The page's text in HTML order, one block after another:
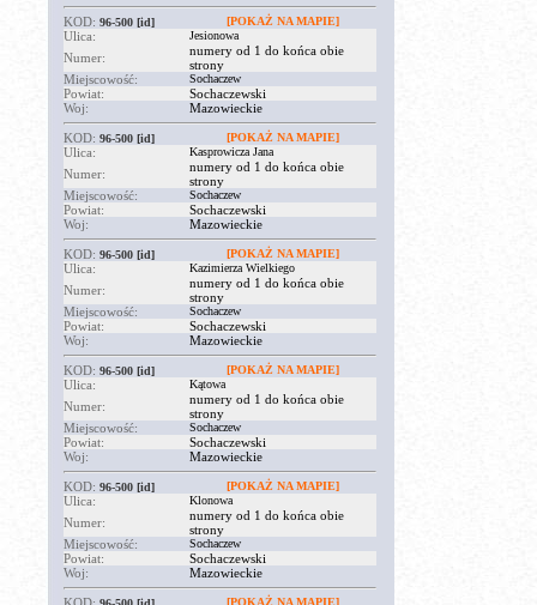
KOD: 96-500 [id] [POKAŻ NA MAPIE]
Ulica: Jesionowa
Numer:
numery od 1 do końca obie
strony
Miejscowość:
Sochaczew
Powiat:
Sochaczewski
Woj:
Mazowieckie
KOD: 96-500 [id] [POKAŻ NA MAPIE]
Ulica: Kasprowicza Jana
Numer:
numery od 1 do końca obie
strony
Miejscowość:
Sochaczew
Powiat:
Sochaczewski
Woj:
Mazowieckie
KOD: 96-500 [id] [POKAŻ NA MAPIE]
Ulica: Kazimierza Wielkiego
Numer:
numery od 1 do końca obie
strony
Miejscowość:
Sochaczew
Powiat:
Sochaczewski
Woj:
Mazowieckie
KOD: 96-500 [id] [POKAŻ NA MAPIE]
Ulica: Kątowa
Numer:
numery od 1 do końca obie
strony
Miejscowość:
Sochaczew
Powiat:
Sochaczewski
Woj:
Mazowieckie
KOD: 96-500 [id] [POKAŻ NA MAPIE]
Ulica: Klonowa
Numer:
numery od 1 do końca obie
strony
Miejscowość:
Sochaczew
Powiat:
Sochaczewski
Woj:
Mazowieckie
[POKAŻ NA MAPIE]